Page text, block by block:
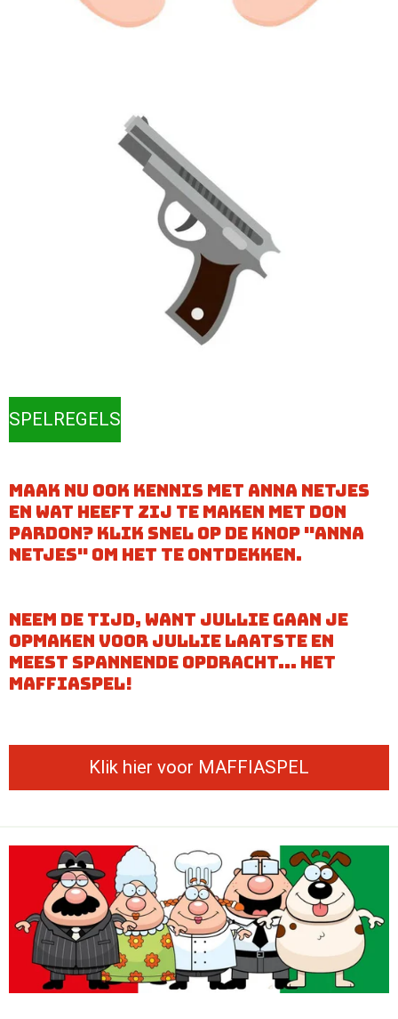
SPELREGELS
maak nu ook kennis met anna netjes
en wat heeft zij te maken met don
pardon? klik snel op de knop "anna
netjes" om het te ontdekken.
neem de tijd, want jullie gaan je
opmaken voor jullie laatste en
meest spannende opdracht... het
maffiaspel!
Klik hier voor MAFFIASPEL